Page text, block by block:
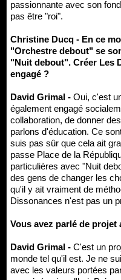
passionnante avec son
pas être "roi".
Christine Ducq - En ce
"Orchestre debout" se
"Nuit debout". Créer Les
engagé ?
David Grimal - Oui, c'est
également engagé
collaboration, de donner
parlons d'éducation. Ce
suis pas sûr que cela ait
passe Place de la
particulières avec "Nuit
des gens de changer les
qu'il y ait vraiment de
Dissonances n'est pas un
Vous avez parlé de
David Grimal - C'est un
monde tel qu'il est. Je ne
avec les valeurs portées